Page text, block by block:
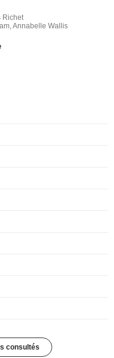
Richet
Annabelle Wallis
consultés